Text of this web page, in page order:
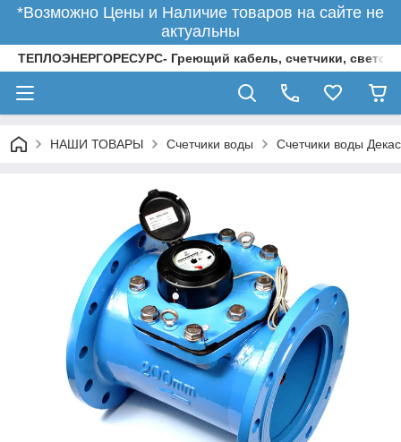
*Возможно Цены и Наличие товаров на сайте не
актуальны
ТЕПЛОЭНЕРГОРЕСУРС- Греющий кабель, счетчики,
НАШИ ТОВАРЫ Счетчики воды Счетчики воды